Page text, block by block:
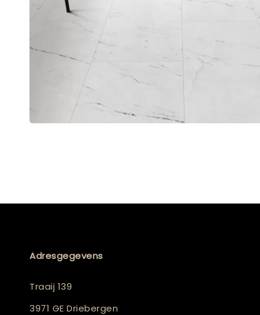
Adresgegevens
Traaij 139
3971 GE Driebergen